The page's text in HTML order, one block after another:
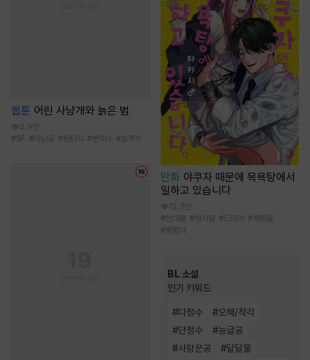
웹툰 어린 사냥개와 늙은 범
5.9만
#SF #미남공 #판타지 #변태수 #능력수
만화 야쿠자 때문에 목욕탕에서
일하고 있습니다
12.7만
#현대물 #첫사랑 #드라마 #재회물
#평범녀
BL 소설
인기 키워드
#다정수 #오해/착각
#단정수 #능글공
#사랑꾼공 #달달물